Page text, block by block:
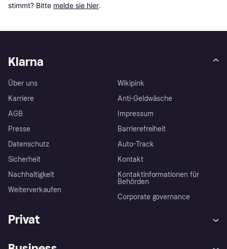
stimmt? Bitte melde sie hier.
Klarna
Über uns
Karriere
AGB
Presse
Datenschutz
Sicherheit
Nachhaltigkeit
Weiterverkaufen
Wikipink
Anti-Geldwäsche
Impressum
Barrierefreiheit
Auto-Track
Kontakt
Kontaktinformationen für
Behörden
Corporate governance
Privat